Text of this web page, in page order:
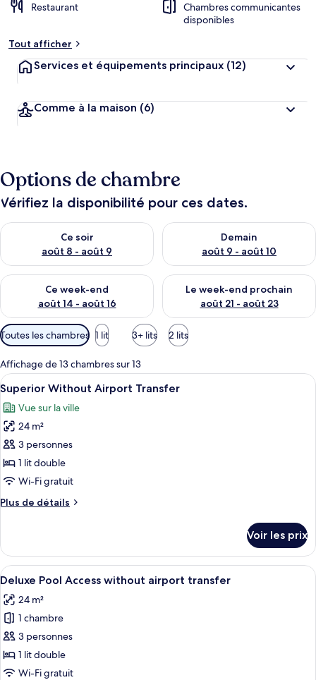
Restaurant
Chambres communicantes
disponibles
Tout afficher
Services et équipements principaux (12)
Comme à la maison (6)
Options de chambre
Vérifiez la disponibilité pour ces dates.
Ce soir
août 8 - août 9
Vérifier la disponibilité pour ce soir août 8 - août 9
Demain
août 9 - août 10
Vérifier la disponibilité pour
Ce week-end
août 14 - août 16
Vérifier la disponibilité pour ce week-end août 14 - août 16
Le week-end prochain
août 21 - août 23
Vérifier la disponibilité pour
Filtres
disponibles
pour
les
chambres
Toutes les chambres 1 lit 3+ lits 2 lits
Affichage de 13 chambres sur 13
Afficher
toutes
les
photos
pour
ce
type
chambre :
Airport
Transfer
Une chambre d’hôtel avec un grand
8
Superior Without Airport Transfer
Vue sur la ville
24 m²
3 personnes
1 lit double
Wi-Fi gratuit
Plus de détails
Plus
le
type
de
Superior
Without
Airport
Transfer
Voir les prix
Afficher
toutes
les
photos
pour
ce
type
Une chambre d’hôtel avec un
9
Deluxe Pool Access without airport transfer
24 m²
1 chambre
3 personnes
1 lit double
Wi-Fi gratuit